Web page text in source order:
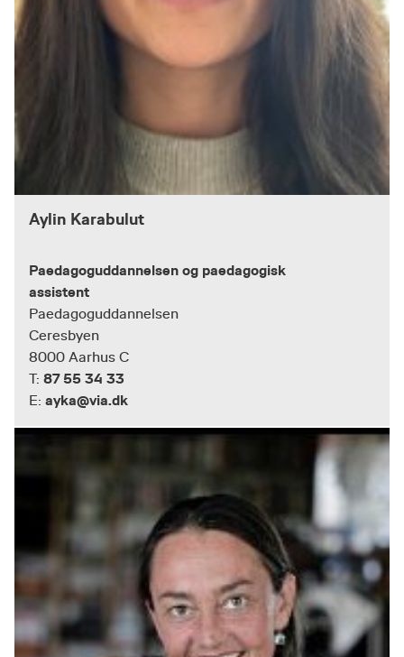
Aylin Karabulut
Paedagoguddannelsen og paedagogisk
assistent
Paedagoguddannelsen
Ceresbyen
8000 Aarhus C
T: 87 55 34 33
E: ayka@via.dk